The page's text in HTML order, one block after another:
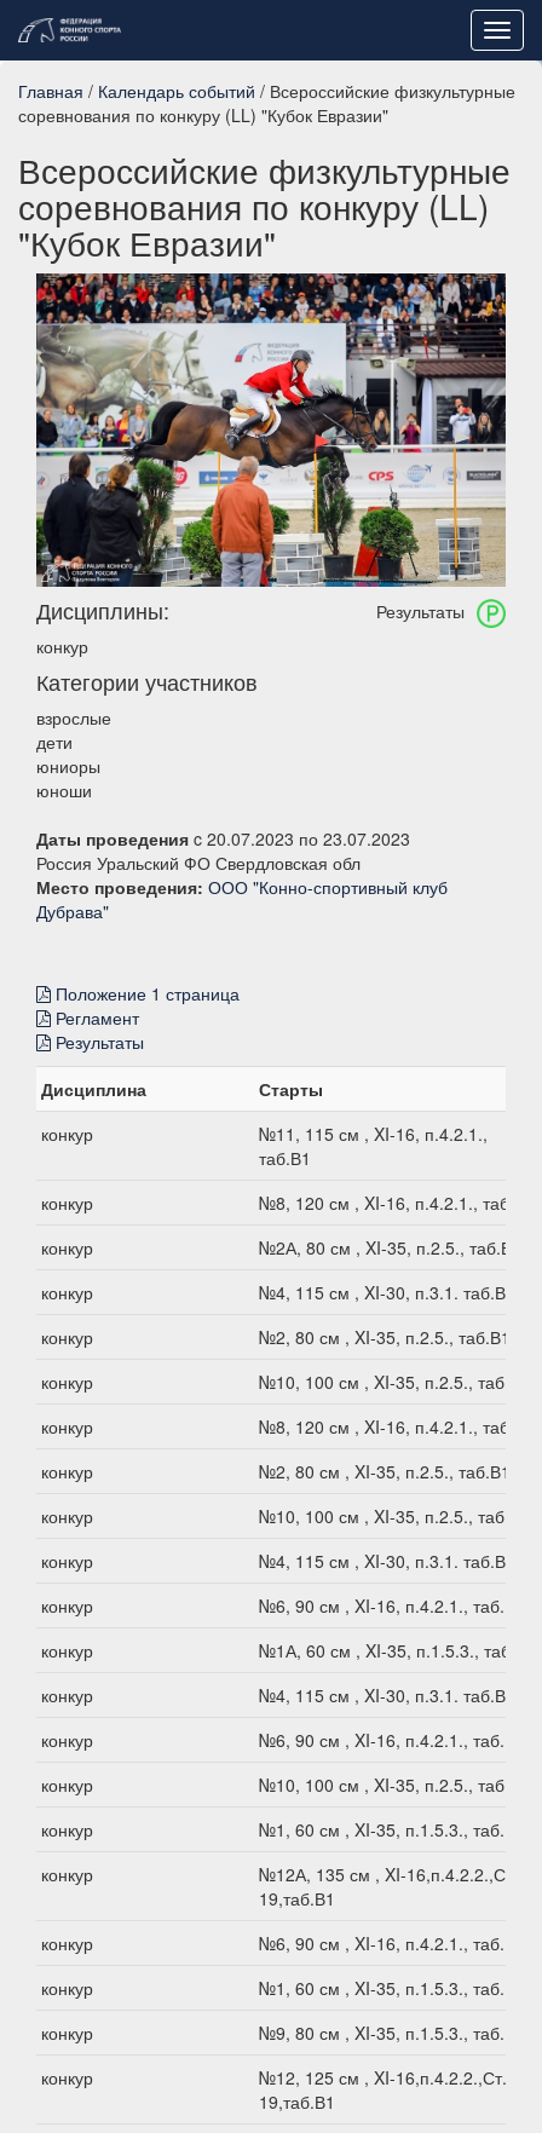
Главная / Календарь событий / Всероссийские физкультурные
соревнования по конкуру (LL) "Кубок Евразии"
Всероссийские физкультурные
соревнования по конкуру (LL)
"Кубок Евразии"
Результаты
Дисциплины:
конкур
Категории участников
взрослые
дети
юниоры
юноши
Даты проведения c 20.07.2023 по 23.07.2023
Россия Уральский ФО Свердловская обл
Место проведения: ООО "Конно-спортивный клуб
Дубрава"
Положение 1 страница
Регламент
Результаты
Дисциплина
Старты
конкур
№11, 115 см , XI-16, п.4.2.1.,
таб.В1
конкур
№8, 120 см , XI-16, п.4.2.1., таб.В1
конкур
№2А, 80 см , XI-35, п.2.5., таб.В1
конкур
№4, 115 см , XI-30, п.3.1. таб.В1
конкур
№2, 80 см , XI-35, п.2.5., таб.В1
конкур
№10, 100 см , XI-35, п.2.5., таб.В1
конкур
№8, 120 см , XI-16, п.4.2.1., таб.В1
конкур
№2, 80 см , XI-35, п.2.5., таб.В1
конкур
№10, 100 см , XI-35, п.2.5., таб.В1
конкур
№4, 115 см , XI-30, п.3.1. таб.В1
конкур
№6, 90 см , XI-16, п.4.2.1., таб.В1
конкур
№1А, 60 см , XI-35, п.1.5.3., таб.В1
конкур
№4, 115 см , XI-30, п.3.1. таб.В1
конкур
№6, 90 см , XI-16, п.4.2.1., таб.В1
конкур
№10, 100 см , XI-35, п.2.5., таб.В1
конкур
№1, 60 см , XI-35, п.1.5.3., таб.В1
конкур
№12А, 135 см , XI-16,п.4.2.2.,Ст.XI-
19,таб.В1
конкур
№6, 90 см , XI-16, п.4.2.1., таб.В1
конкур
№1, 60 см , XI-35, п.1.5.3., таб.В1
конкур
№9, 80 см , XI-35, п.1.5.3., таб.В1
конкур
№12, 125 см , XI-16,п.4.2.2.,Ст.XI-
19,таб.В1